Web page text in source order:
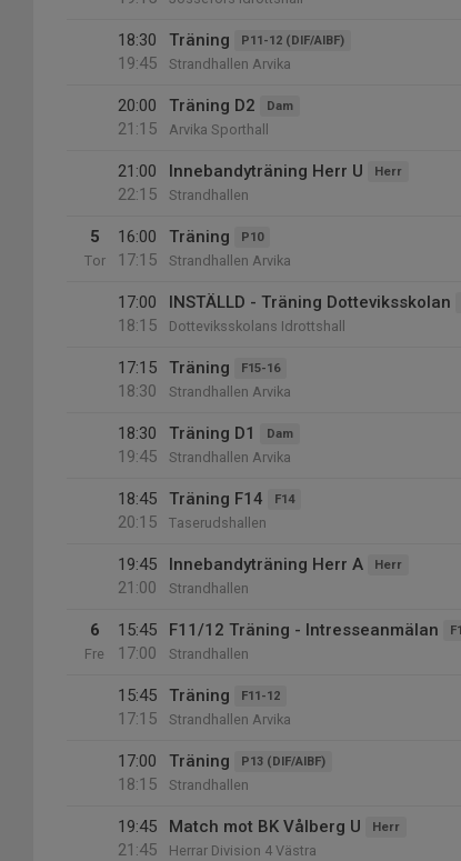
18:30
19:45
Träning P11-12 (DIF/AIBF)
Strandhallen Arvika
20:00
21:15
Träning D2 Dam
Arvika Sporthall
21:00
22:15
Innebandyträning Herr U Herr
Strandhallen
5
Tor
16:00
17:15
Träning P10
Strandhallen Arvika
17:00
18:15
INSTÄLLD - Träning Dotteviksskolan
Dotteviksskolans Idrottshall
17:15
18:30
Träning F15-16
Strandhallen Arvika
18:30
19:45
Träning D1 Dam
Strandhallen Arvika
18:45
20:15
Träning F14 F14
Taserudshallen
19:45
21:00
Innebandyträning Herr A Herr
Strandhallen
6
Fre
15:45
17:00
F11/12 Träning - Intresseanmälan
Strandhallen
15:45
17:15
Träning F11-12
Strandhallen Arvika
17:00
18:15
Träning P13 (DIF/AIBF)
Strandhallen
19:45
21:45
Match mot BK Vålberg U Herr
Herrar Division 4 Västra